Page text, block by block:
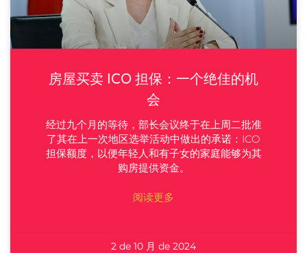
房屋买卖 ICO 担保：一个绝佳的机
会
经过九个月的等待，部长会议终于在上周二批准
了其在上一次地区选举活动中做出的承诺：ICO
担保额度，以便年轻人和有子女的家庭能够为其
购房提供资金。
阅读更多
2 de 10 月 de 2024